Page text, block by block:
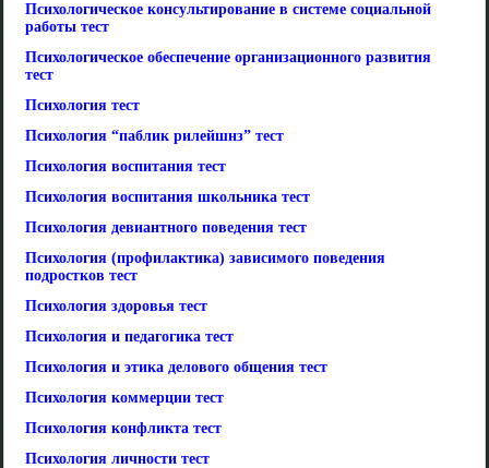
Психологическое консультирование в системе социальной
работы тест
Психологическое обеспечение организационного развития
тест
Психология тест
Психология “паблик рилейшнз” тест
Психология воспитания тест
Психология воспитания школьника тест
Психология девиантного поведения тест
Психология (профилактика) зависимого поведения
подростков тест
Психология здоровья тест
Психология и педагогика тест
Психология и этика делового общения тест
Психология коммерции тест
Психология конфликта тест
Психология личности тест